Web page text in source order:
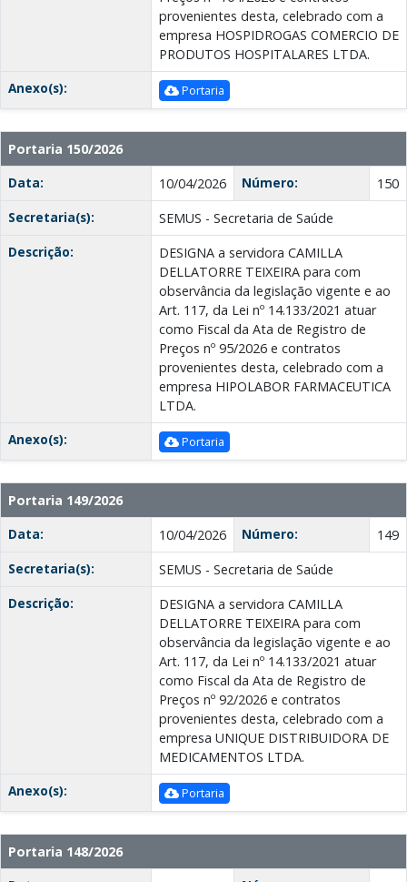
provenientes desta, celebrado com a
empresa HOSPIDROGAS COMERCIO DE
PRODUTOS HOSPITALARES LTDA.
Anexo(s):
Portaria
Portaria 150/2026
Data:
10/04/2026 Número:
150
Secretaria(s):
SEMUS - Secretaria de Saúde
Descrição:
DESIGNA a servidora CAMILLA
DELLATORRE TEIXEIRA para com
observância da legislação vigente e ao
Art. 117, da Lei nº 14.133/2021 atuar
como Fiscal da Ata de Registro de
Preços nº 95/2026 e contratos
provenientes desta, celebrado com a
empresa HIPOLABOR FARMACEUTICA
LTDA.
Anexo(s):
Portaria
Portaria 149/2026
Data:
10/04/2026 Número:
149
Secretaria(s):
SEMUS - Secretaria de Saúde
Descrição:
DESIGNA a servidora CAMILLA
DELLATORRE TEIXEIRA para com
observância da legislação vigente e ao
Art. 117, da Lei nº 14.133/2021 atuar
como Fiscal da Ata de Registro de
Preços nº 92/2026 e contratos
provenientes desta, celebrado com a
empresa UNIQUE DISTRIBUIDORA DE
MEDICAMENTOS LTDA.
Anexo(s):
Portaria
Portaria 148/2026